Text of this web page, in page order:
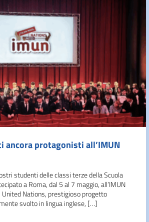
ancora protagonisti all’IMUN
studenti delle classi terze della Scuola
a Roma, dal 5 al 7 maggio, all’IMUN
Nations, prestigioso progetto
svolto in lingua inglese, […]